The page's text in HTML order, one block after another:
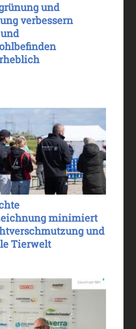
und
verbessern
minimiert
und
Tierwelt